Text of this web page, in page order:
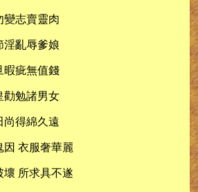
變志賣靈肉
淫亂辱爹娘
暇疵無值錢
勸勉諸男女
尚得綿久遠
因 衣服奢華麗
壞 所求具不遂